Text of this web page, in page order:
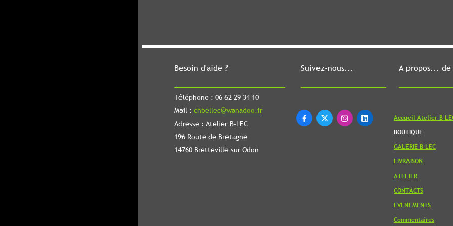
Besoin d'aide ?
Téléphone : 06 62 29 34 10
Mail : chbellec@wanadoo.fr
Adresse : Atelier B-LEC
196 Route de Bretagne
14760 Bretteville sur Odon
Suivez-nous...
   
A propos... de
Accueil Atelier B-
BOUTIQUE
GALERIE B-LEC
LIVRAISON
ATELIER
CONTACTS
EVENEMENTS
Commentaires